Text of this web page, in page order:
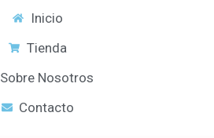
t
b
t
a
p
Inicio
Tienda
Sobre Nosotros
Contacto